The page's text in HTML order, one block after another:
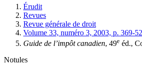
Érudit
Revues
Revue générale de droit
Volume 33, numéro 3, 2003, p. 369-
Guide de l’impôt canadien, 49e éd.,
Notules